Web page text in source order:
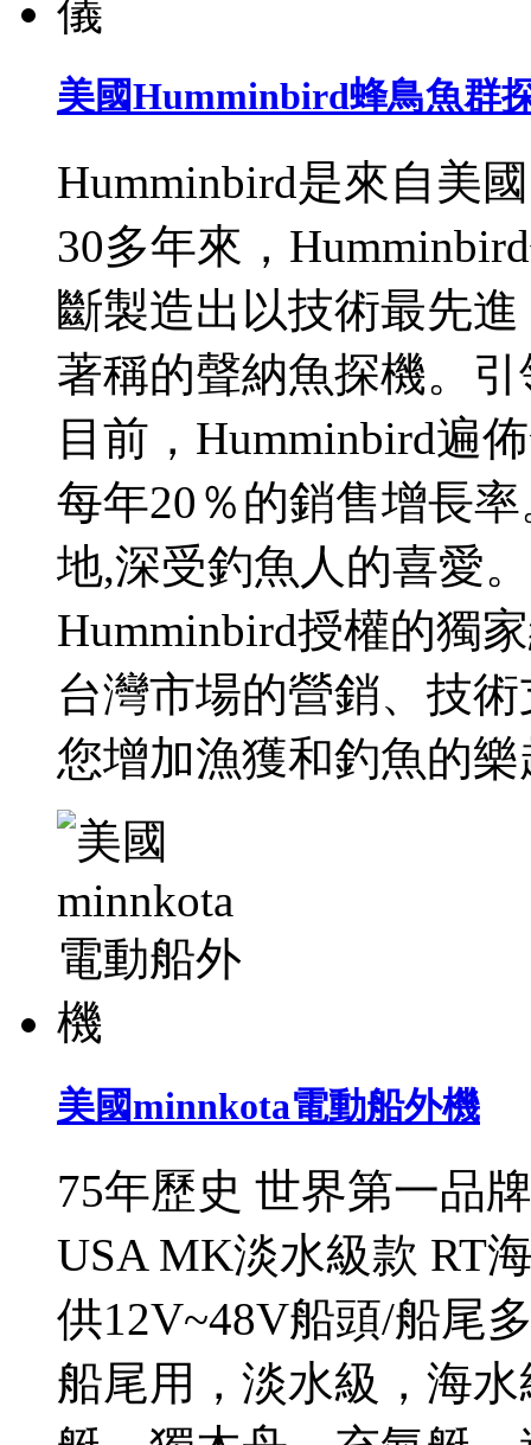
美國Humminbird蜂鳥魚群
Humminbird是來自美
30多年來，
斷製造出以技術最先
著稱的聲納魚探機。
目前，Humminbird遍
每年20％的銷售增長
地,深受釣魚人的喜愛
Humminbird授權的獨
台灣市場的營銷、技
您增加漁獲和釣魚的樂
美國minnkota電動船外機
75年歷史 世界第一品
USA MK淡水級款 RT
供12V~48V船頭/船尾
船尾用，淡水級，海